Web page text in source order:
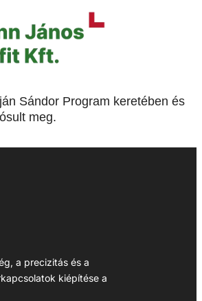
Sándor Program keretében és
meg.
a precizitás és a
kiépítése a